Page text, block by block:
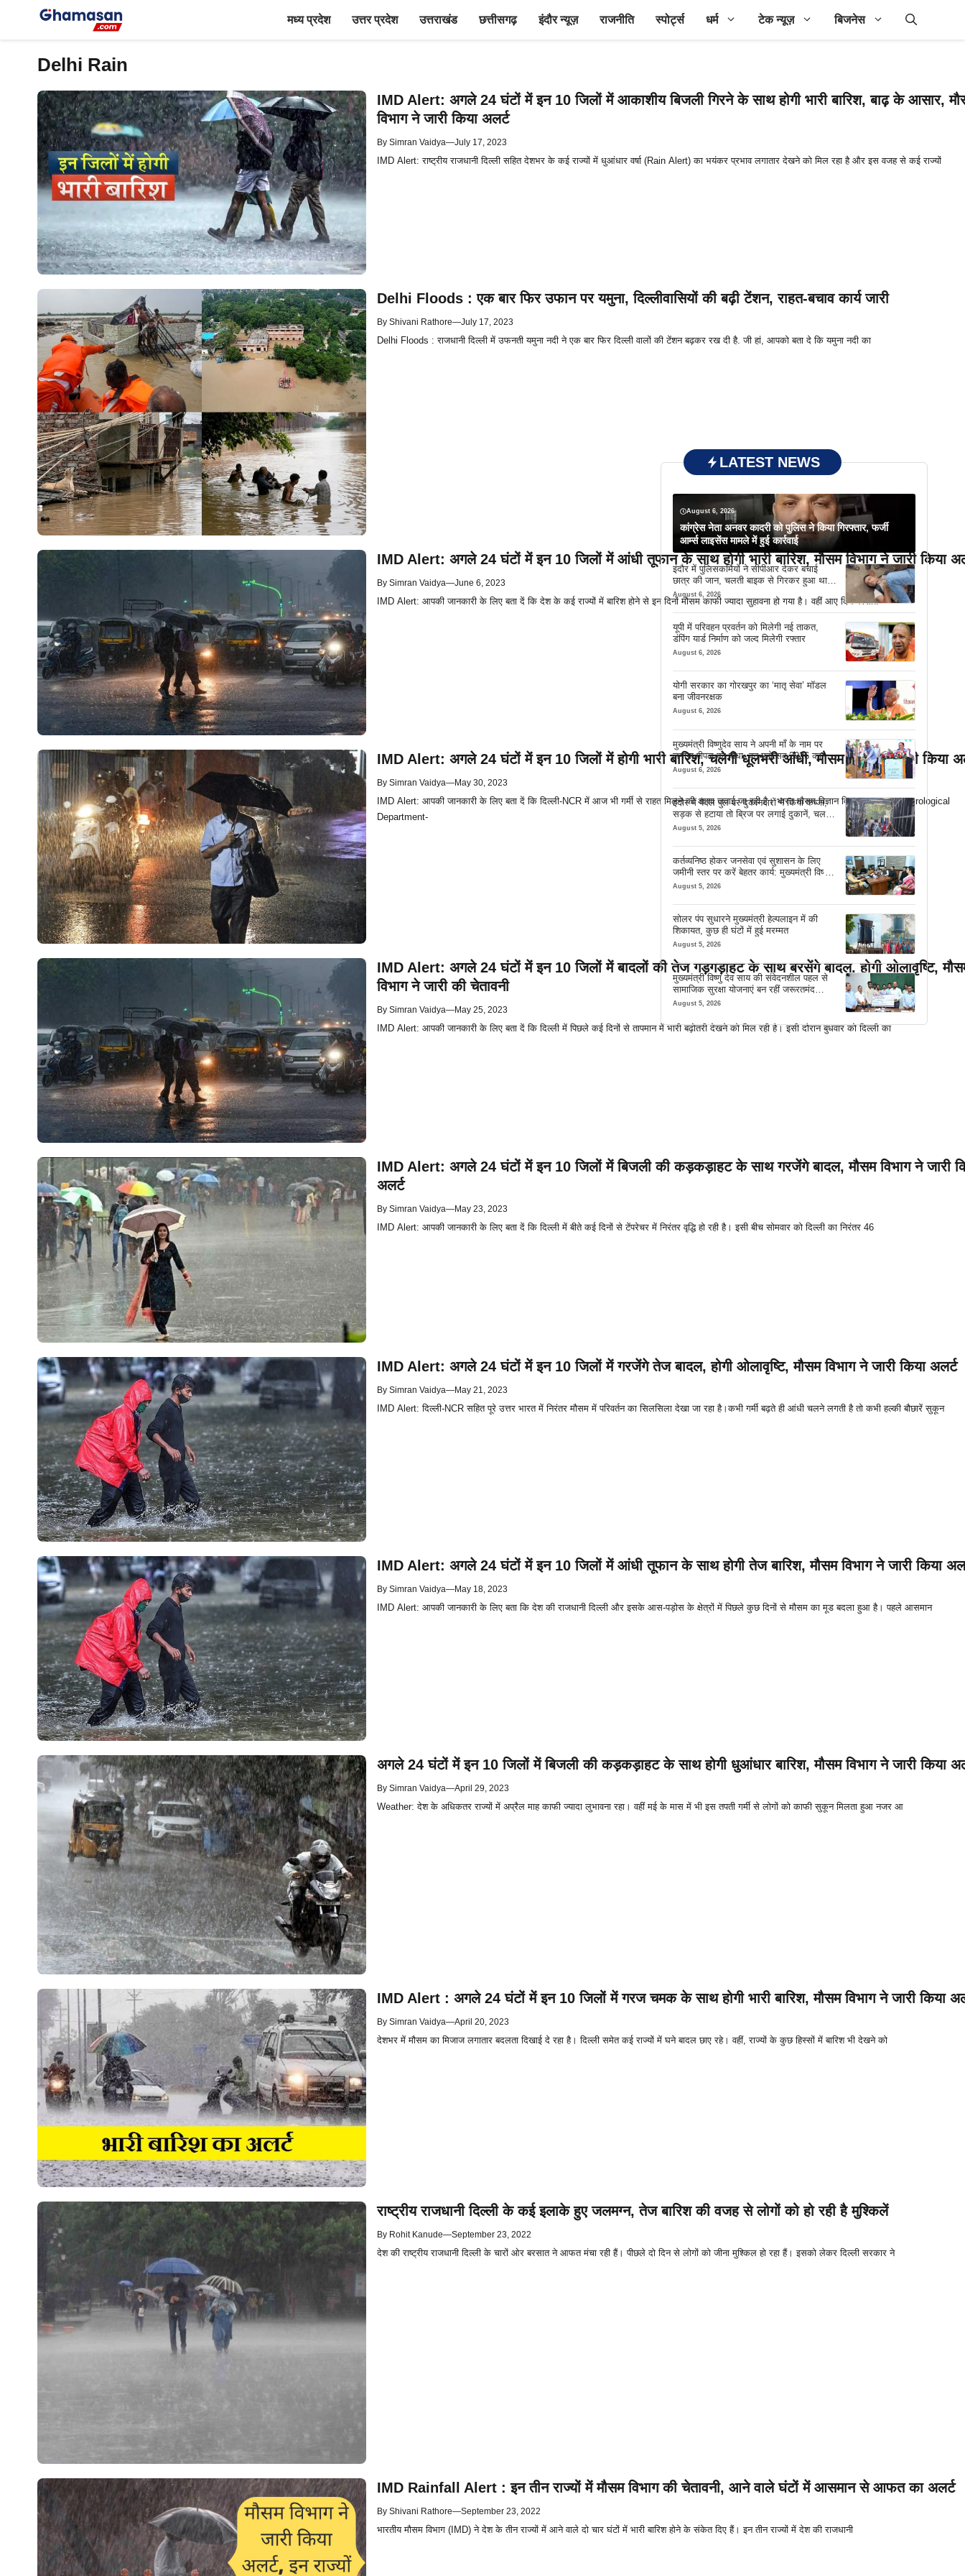
मध्य प्रदेश उत्तर प्रदेश उत्तराखंड छत्तीसगढ़ इंदौर न्यूज़ राजनीति स्पोर्ट्स धर्म टेक न्यूज़ बिजनेस
Delhi Rain
IMD Alert: अगले 24 घंटों में इन 10 जिलों में आकाशीय बिजली गिरने के साथ होगी भारी बारिश, बाढ़ के आसार,
विभाग ने जारी किया अलर्ट
By Simran Vaidya—July 17, 2023
IMD Alert: राष्ट्रीय राजधानी दिल्ली सहित देशभर के कई राज्यों में धुआंधार वर्षा (Rain Alert) का भयंकर प्रभाव लगातार देखने को मिल रहा है और इस वजह से कई राज्यों
Delhi Floods : एक बार फिर उफान पर यमुना, दिल्लीवासियों की बढ़ी टेंशन, राहत-बचाव कार्य जारी
By Shivani Rathore—July 17, 2023
Delhi Floods : राजधानी दिल्ली में उफनती यमुना नदी ने एक बार फिर दिल्ली वालों की टेंशन बढ़कर रख दी है. जी हां, आपको बता दे कि यमुना नदी का
IMD Alert: अगले 24 घंटों में इन 10 जिलों में आंधी तूफान के साथ होगी भारी बारिश, मौसम विभाग ने जारी किया
By Simran Vaidya—June 6, 2023
IMD Alert: आपकी जानकारी के लिए बता दें कि देश के कई राज्यों में बारिश होने से इन दिनों मौसम काफी ज्यादा सुहावना हो गया है। वहीं आए दिन बरसात
IMD Alert: अगले 24 घंटों में इन 10 जिलों में होगी भारी बारिश, चलेगी धूलभरी आंधी, मौसम विभाग ने जारी किया
By Simran Vaidya—May 30, 2023
IMD Alert: आपकी जानकारी के लिए बता दें कि दिल्ली-NCR में आज भी गर्मी से राहत मिलने की आशा जताई जा रही है। भारत मौसम विज्ञान विभाग (India Meteorological
Department-
IMD Alert: अगले 24 घंटों में इन 10 जिलों में बादलों की तेज गड़गड़ाहट के साथ बरसेंगे बादल, होगी ओलावृष्टि,
विभाग ने जारी की चेतावनी
By Simran Vaidya—May 25, 2023
IMD Alert: आपकी जानकारी के लिए बता दें कि दिल्ली में पिछले कई दिनों से तापमान में भारी बढ़ोतरी देखने को मिल रही है। इसी दौरान बुधवार को दिल्ली का
IMD Alert: अगले 24 घंटों में इन 10 जिलों में बिजली की कड़कड़ाहट के साथ गरजेंगे बादल, मौसम विभाग ने जारी
अलर्ट
By Simran Vaidya—May 23, 2023
IMD Alert: आपकी जानकारी के लिए बता दें कि दिल्ली में बीते कई दिनों से टेंपरेचर में निरंतर वृद्धि हो रही है। इसी बीच सोमवार को दिल्ली का निरंतर 46
IMD Alert: अगले 24 घंटों में इन 10 जिलों में गरजेंगे तेज बादल, होगी ओलावृष्टि, मौसम विभाग ने जारी किया अलर्ट
By Simran Vaidya—May 21, 2023
IMD Alert: दिल्ली-NCR सहित पूरे उत्तर भारत में निरंतर मौसम में परिवर्तन का सिलसिला देखा जा रहा है।कभी गर्मी बढ़ते ही आंधी चलने लगती है तो कभी हल्की बौछारें सुकून
IMD Alert: अगले 24 घंटों में इन 10 जिलों में आंधी तूफान के साथ होगी तेज बारिश, मौसम विभाग ने जारी किया
By Simran Vaidya—May 18, 2023
IMD Alert: आपकी जानकारी के लिए बता कि देश की राजधानी दिल्ली और इसके आस-पड़ोस के क्षेत्रों में पिछले कुछ दिनों से मौसम का मूड बदला हुआ है। पहले आसमान
अगले 24 घंटों में इन 10 जिलों में बिजली की कड़कड़ाहट के साथ होगी धुआंधार बारिश, मौसम विभाग ने जारी किया
By Simran Vaidya—April 29, 2023
Weather: देश के अधिकतर राज्यों में अप्रैल माह काफी ज्यादा लुभावना रहा। वहीं मई के मास में भी इस तपती गर्मी से लोगों को काफी सुकून मिलता हुआ नजर आ
IMD Alert : अगले 24 घंटों में इन 10 जिलों में गरज चमक के साथ होगी भारी बारिश, मौसम विभाग ने जारी किया
By Simran Vaidya—April 20, 2023
देशभर में मौसम का मिजाज लगातार बदलता दिखाई दे रहा है। दिल्ली समेत कई राज्यों में घने बादल छाए रहे। वहीं, राज्यों के कुछ हिस्सों में बारिश भी देखने को
राष्ट्रीय राजधानी दिल्ली के कई इलाके हुए जलमग्न, तेज बारिश की वजह से लोगों को हो रही है मुश्किलें
By Rohit Kanude—September 23, 2022
देश की राष्ट्रीय राजधानी दिल्ली के चारों ओर बरसात ने आफत मंचा रही हैं। पीछले दो दिन से लोगों को जीना मुश्किल हो रहा हैं। इसको लेकर दिल्ली सरकार ने
IMD Rainfall Alert : इन तीन राज्यों में मौसम विभाग की चेतावनी, आने वाले घंटों में आसमान से आफत का अलर्ट
By Shivani Rathore—September 23, 2022
भारतीय मौसम विभाग (IMD) ने देश के तीन राज्यों में आने वाले दो चार घंटों में भारी बारिश होने के संकेत दिए हैं। इन तीन राज्यों में देश की राजधानी
LATEST NEWS
August 6, 2026
कांग्रेस नेता अनवर कादरी को पुलिस ने किया गिरफ्तार, फर्जी
आर्म्स लाइसेंस मामले में हुई कार्रवाई
इंदौर में पुलिसकर्मियों ने सीपीआर देकर बचाई
छात्र की जान, चलती बाइक से गिरकर हुआ था
बेहोश
August 6, 2026
यूपी में परिवहन प्रवर्तन को मिलेगी नई ताकत,
डंपिंग यार्ड निर्माण को जल्द मिलेगी रफ्तार
August 6, 2026
योगी सरकार का गोरखपुर का ‘मातृ सेवा’ मॉडल
बना जीवनरक्षक
August 6, 2026
मुख्यमंत्री विष्णुदेव साय ने अपनी माँ के नाम पर
लगाया पीपल का पौधा, वन महोत्सव-2026 का हुआ
शुभारंभ
August 6, 2026
इंदौर में पैदल पुल पर दुकानदारों ने किया कब्जा,
सड़क से हटाया तो ब्रिज पर लगाई दुकानें, चलने
की जगह भी नहीं मिल रही
August 5, 2026
कर्तव्यनिष्ठ होकर जनसेवा एवं सुशासन के लिए
जमीनी स्तर पर करें बेहतर कार्य: मुख्यमंत्री विष्णु
देव साय
August 5, 2026
सोलर पंप सुधारने मुख्यमंत्री हेल्पलाइन में की
शिकायत, कुछ ही घंटों में हुई मरम्मत
August 5, 2026
मुख्यमंत्री विष्णु देव साय की संवेदनशील पहल से
सामाजिक सुरक्षा योजनाएं बन रहीं जरूरतमंद
परिवारों का मजबूत सहारा
August 5, 2026